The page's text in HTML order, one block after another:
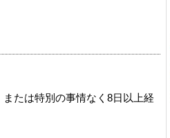
たは特別の事情なく8日以上経